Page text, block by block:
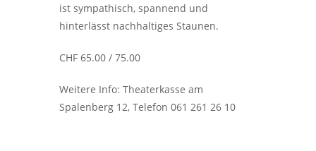
ist sympathisch, spannend und
hinterlässt nachhaltiges Staunen.
CHF 65.00 / 75.00
Weitere Info: Theaterkasse am
Spalenberg 12, Telefon 061 261 26 10